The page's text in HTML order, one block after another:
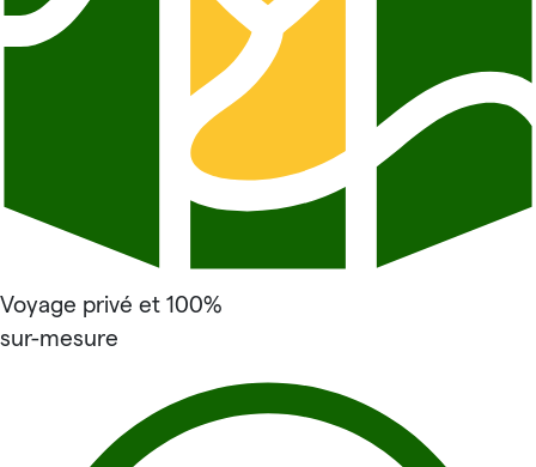
Voyage privé et 100%
sur-mesure